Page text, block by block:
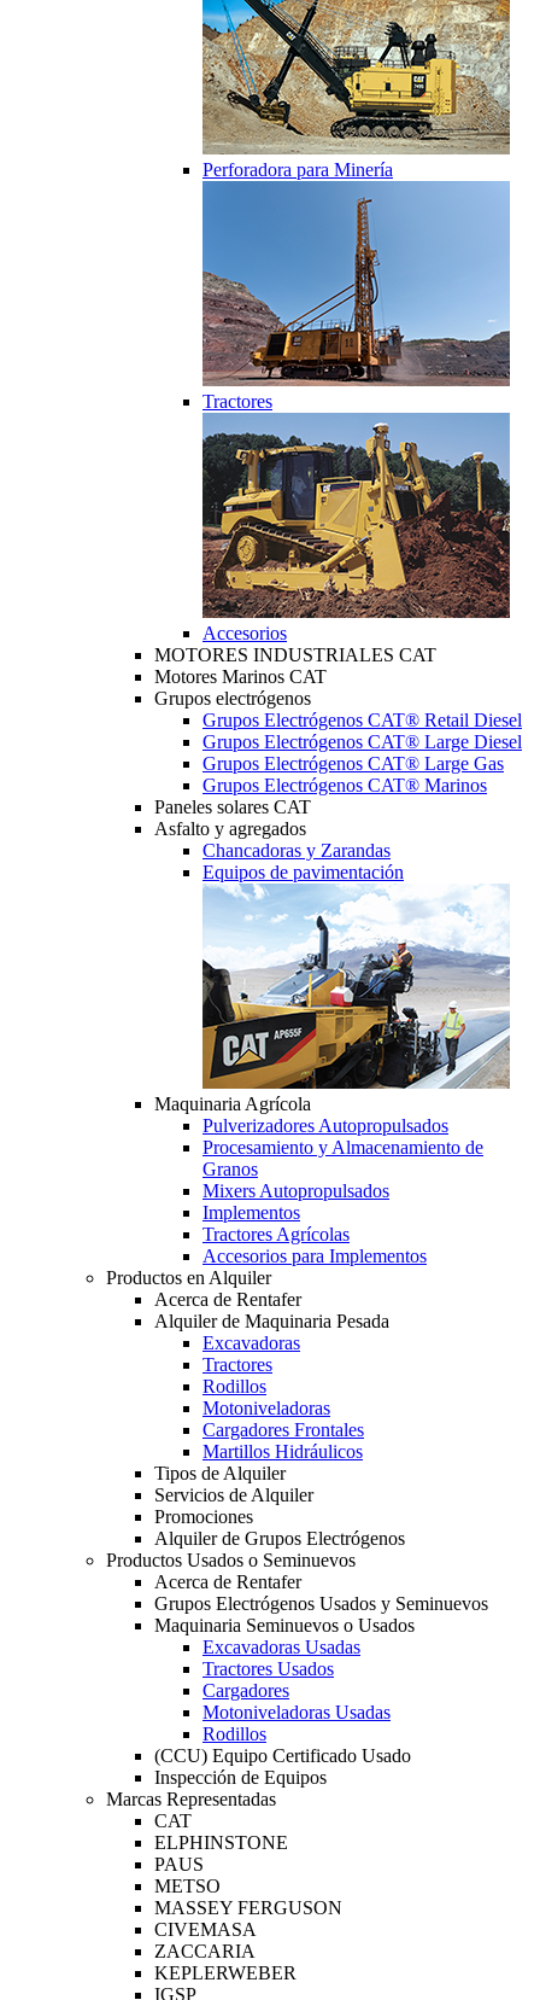
Perforadora para Minería
Tractores
Accesorios
MOTORES INDUSTRIALES CAT
Motores Marinos CAT
Grupos electrógenos
Grupos Electrógenos CAT® Retail Diesel
Grupos Electrógenos CAT® Large Diesel
Grupos Electrógenos CAT® Large Gas
Grupos Electrógenos CAT® Marinos
Paneles solares CAT
Asfalto y agregados
Chancadoras y Zarandas
Equipos de pavimentación
Maquinaria Agrícola
Pulverizadores Autopropulsados
Procesamiento y Almacenamiento de
Granos
Mixers Autopropulsados
Implementos
Tractores Agrícolas
Accesorios para Implementos
Productos en Alquiler
Acerca de Rentafer
Alquiler de Maquinaria Pesada
Excavadoras
Tractores
Rodillos
Motoniveladoras
Cargadores Frontales
Martillos Hidráulicos
Tipos de Alquiler
Servicios de Alquiler
Promociones
Alquiler de Grupos Electrógenos
Productos Usados o Seminuevos
Acerca de Rentafer
Grupos Electrógenos Usados y Seminuevos
Maquinaria Seminuevos o Usados
Excavadoras Usadas
Tractores Usados
Cargadores
Motoniveladoras Usadas
Rodillos
(CCU) Equipo Certificado Usado
Inspección de Equipos
Marcas Representadas
CAT
ELPHINSTONE
PAUS
METSO
MASSEY FERGUSON
CIVEMASA
ZACCARIA
KEPLERWEBER
IGSP